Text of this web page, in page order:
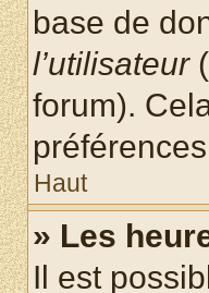
base de
l’utilisateur
forum).
Haut
» Les
Il est